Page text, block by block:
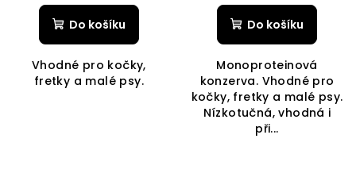
Do košíku
Vhodné pro kočky,
fretky a malé psy.
Do košíku
Monoproteinová
konzerva. Vhodné pro
kočky, fretky a malé psy.
Nízkotučná, vhodná i
při...